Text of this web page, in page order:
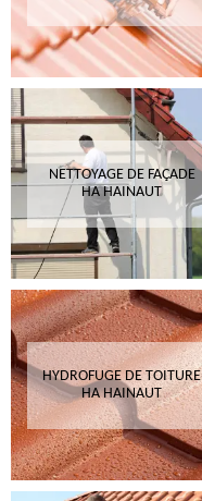
NETTOYAGE DE FAÇADE
HA HAINAUT
HYDROFUGE DE TOITURE
HA HAINAUT